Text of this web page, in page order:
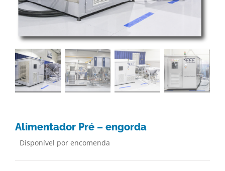
Alimentador Pré – engorda
Disponível por encomenda